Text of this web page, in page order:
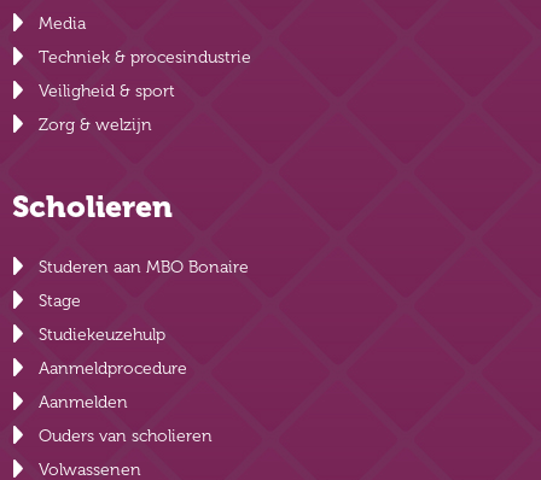
Media
Techniek & procesindustrie
Veiligheid & sport
Zorg & welzijn
Scholieren
Studeren aan MBO Bonaire
Stage
Studiekeuzehulp
Aanmeldprocedure
Aanmelden
Ouders van scholieren
Volwassenen